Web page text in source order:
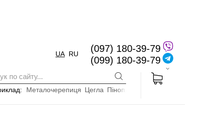
Металочерепиця Цегла Пінопласт
(097) 180-39-79
(099) 180-39-79
UA RU